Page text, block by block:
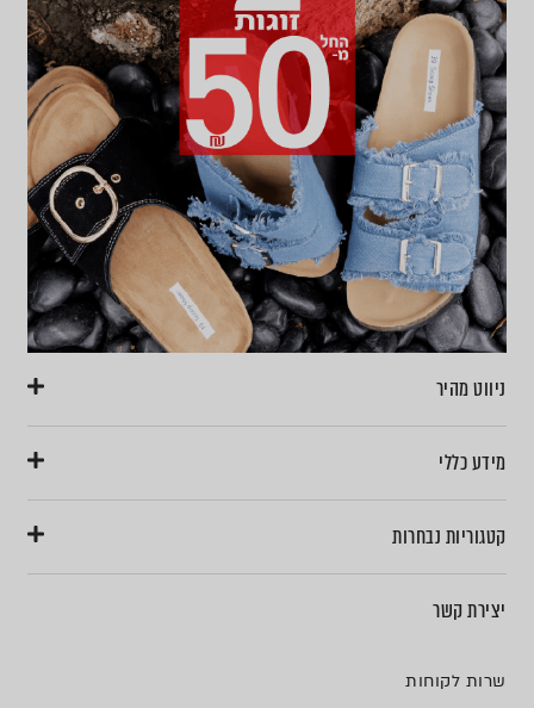
ניווט מהיר
מידע כללי
קטגוריות נבחרות
יצירת קשר
שרות לקוחות